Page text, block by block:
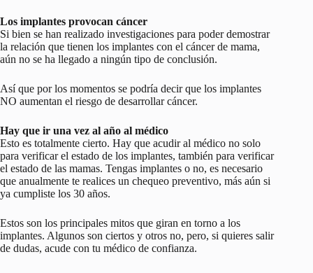
Los implantes provocan cáncer
Si bien se han realizado investigaciones para poder demostrar
la relación que tienen los implantes con el cáncer de mama,
aún no se ha llegado a ningún tipo de conclusión.
Así que por los momentos se podría decir que los implantes
NO aumentan el riesgo de desarrollar cáncer.
Hay que ir una vez al año al médico
Esto es totalmente cierto. Hay que acudir al médico no solo
para verificar el estado de los implantes, también para verificar
el estado de las mamas. Tengas implantes o no, es necesario
que anualmente te realices un chequeo preventivo, más aún si
ya cumpliste los 30 años.
Estos son los principales mitos que giran en torno a los
implantes. Algunos son ciertos y otros no, pero, si quieres salir
de dudas, acude con tu médico de confianza.